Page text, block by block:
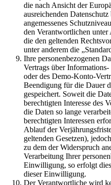
die nach Ansicht der
ausreichenden
angemessenes
den Verantwortlichen
die den geltenden
unter anderem die
Ihre personenbezogenen
Vertrags über
oder des Demo-Konto-
Beendigung für die Dauer
gespeichert. Soweit die
berechtigten Interesse des
die Daten so lange
berechtigten Interessen
Ablauf der
geltenden Gesetzen),
zu dem der Widerspruch
Verarbeitung Ihrer
Einwilligung, so erfolgt
dieser Einwilligung.
Der Verantwortliche wird